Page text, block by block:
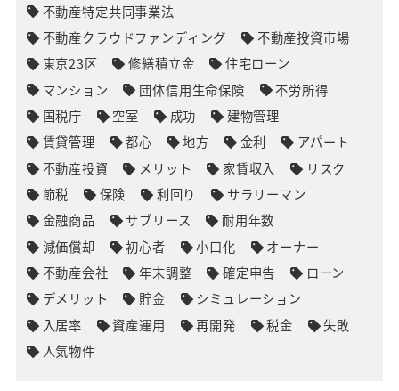
不動産特定共同事業法
不動産クラウドファンディング
不動産投資市場
東京23区
修繕積立金
住宅ローン
マンション
団体信用生命保険
不労所得
国税庁
空室 成功
建物管理
賃貸管理
都心 地方 金利
アパート
不動産投資
メリット 家賃収入
リスク
節税
保険 利回り
サラリーマン
金融商品
サブリース
耐用年数
減価償却
初心者 小口化
オーナー
不動産会社
年末調整 確定申告
ローン
デメリット
貯金
シミュレーション
入居率
資産運用 再開発 税金
失敗
人気物件